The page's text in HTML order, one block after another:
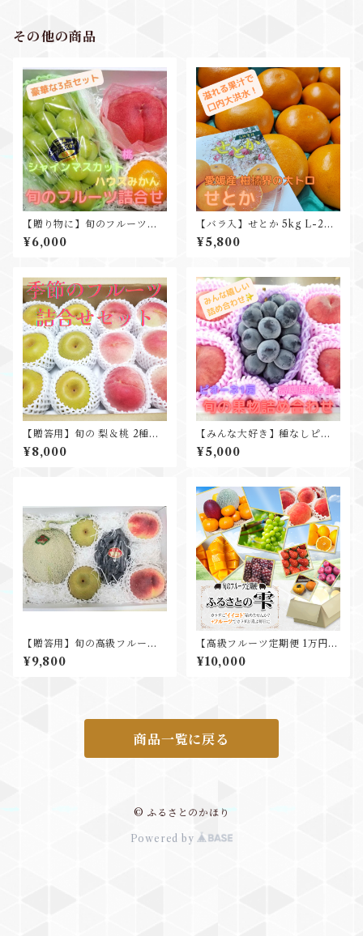
その他の商品
【贈り物に】旬のフルーツ詰
合せ3点セット シャインマス
カット 桃 ハウスみかん
¥6,000
【バラ入】せとか 5kg L-2L
約20入 家庭用に
¥5,800
【贈答用】旬の 梨＆桃 2種詰
合せ ギフト 贈り物
¥8,000
【みんな大好き】種なしピオ
ーネ&高糖度桃 詰合せセット
お中元 残暑見舞い ギフトプレ
¥5,000
【贈答用】旬の高級フルーツ
詰め合わせ ～菊～
¥9,800
【高級フルーツ定期便 1万円セ
ット】フルーツプロデューサ
ーにお任せ ～旬の高級フル
¥10,000
商品一覧に戻る
© ふるさとのかほり
Powered by